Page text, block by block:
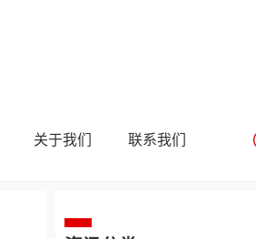
关于我们 联系我们